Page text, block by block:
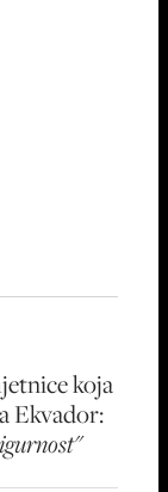
koja
Ekvador: